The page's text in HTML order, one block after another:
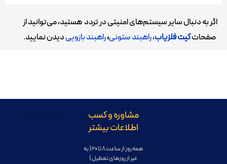
اگر به دنبال سایر سیستم‌های امنیتی در تردد هستید، می‌توانید از
صفحاتگیت فلزیاب،راهبند ستونی،راهبند بازوییدیدن نمایید.
مشاوره و کسب
اطلاعات بیشتر
همه روز از ساعت 8 تا 20 ( به
غیر از روزهای تعطیل )